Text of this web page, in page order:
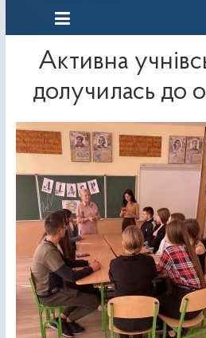
Активна
долучилась до